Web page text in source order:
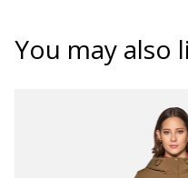
You may also